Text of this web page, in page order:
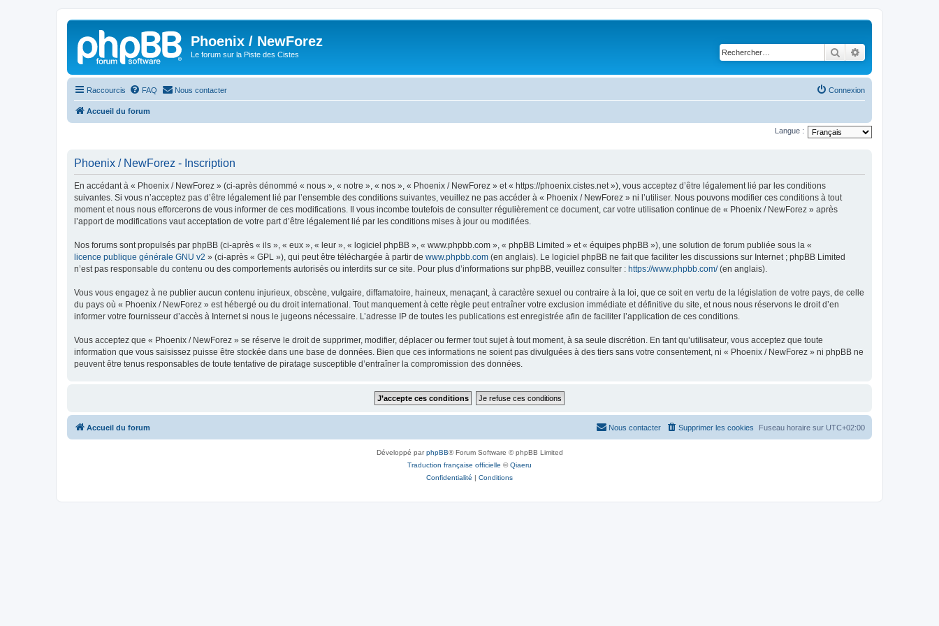
Phoenix / NewForez
Le forum sur la Piste des Cistes Rechercher
Raccourcis FAQ Nous contacter Connexion
Accueil du forum
Langue :
Phoenix / NewForez - Inscription
En accédant à « Phoenix / NewForez » (ci-après dénommé « nous », « notre », « nos », « Phoenix / NewForez » et « https://phoenix.cistes.net »), vous acceptez d’être légalement lié par les conditions
suivantes. Si vous n’acceptez pas d’être légalement lié par l’ensemble des conditions suivantes, veuillez ne pas accéder à « Phoenix / NewForez » ni l’utiliser. Nous pouvons modifier ces conditions à tout
moment et nous nous efforcerons de vous informer de ces modifications. Il vous incombe toutefois de consulter régulièrement ce document, car votre utilisation continue de « Phoenix / NewForez » après
l’apport de modifications vaut acceptation de votre part d’être légalement lié par les conditions mises à jour ou modifiées.
Nos forums sont propulsés par phpBB (ci-après « ils », « eux », « leur », « logiciel phpBB », « www.phpbb.com », « phpBB Limited » et « équipes phpBB »), une solution de forum publiée sous la «
licence publique générale GNU v2 » (ci-après « GPL »), qui peut être téléchargée à partir de www.phpbb.com (en anglais). Le logiciel phpBB ne fait que faciliter les discussions sur Internet ; phpBB Limited
n’est pas responsable du contenu ou des comportements autorisés ou interdits sur ce site. Pour plus d’informations sur phpBB, veuillez consulter : https://www.phpbb.com/(en anglais).
Vous vous engagez à ne publier aucun contenu injurieux, obscène, vulgaire, diffamatoire, haineux, menaçant, à caractère sexuel ou contraire à la loi, que ce soit en vertu de la législation de votre pays, de celle
du pays où « Phoenix / NewForez » est hébergé ou du droit international. Tout manquement à cette règle peut entraîner votre exclusion immédiate et définitive du site, et nous nous réservons le droit d’en
informer votre fournisseur d’accès à Internet si nous le jugeons nécessaire. L’adresse IP de toutes les publications est enregistrée afin de faciliter l’application de ces conditions.
Vous acceptez que « Phoenix / NewForez » se réserve le droit de supprimer, modifier, déplacer ou fermer tout sujet à tout moment, à sa seule discrétion. En tant qu’utilisateur, vous acceptez que toute
information que vous saisissez puisse être stockée dans une base de données. Bien que ces informations ne soient pas divulguées à des tiers sans votre consentement, ni « Phoenix / NewForez » ni phpBB ne
peuvent être tenus responsables de toute tentative de piratage susceptible d’entraîner la compromission des données.
Accueil du forum Fuseau horaire sur UTC+02:00
Supprimer les cookies
Nous contacter
Développé parphpBB® Forum Software © phpBB Limited
Traduction française officielle ©Qiaeru
Confidentialité | Conditions